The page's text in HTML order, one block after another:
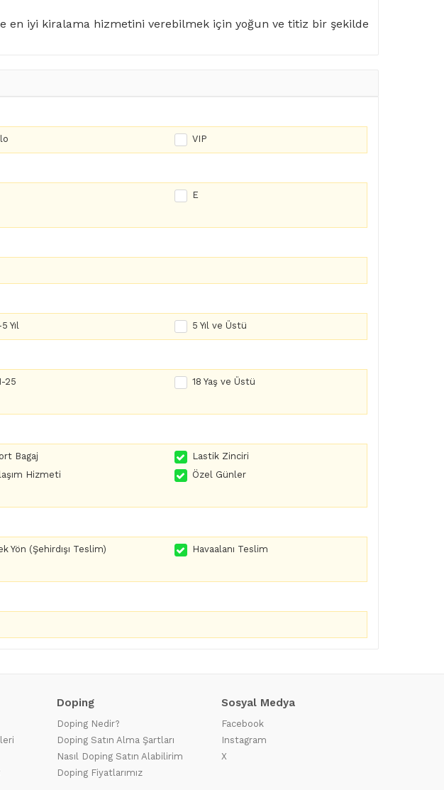
en iyi kiralama hizmetini verebilmek için yoğun ve titiz bir şekilde
VIP
E
Yıl 5 Yıl ve Üstü
25
18 Yaş ve Üstü
Bagaj
Lastik Zinciri
Hizmeti
Özel Günler
Yön (Şehirdışı Teslim)
Havaalanı Teslim
Doping
Doping Nedir?
Doping Satın Alma Şartları
Nasıl Doping Satın Alabilirim
Doping Fiyatlarımız
Sosyal Medya
Facebook
Instagram
X